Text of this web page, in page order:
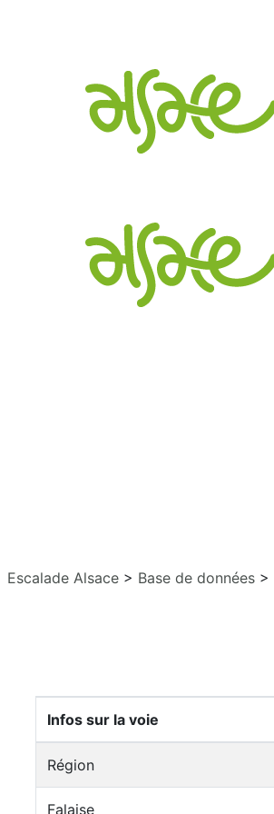
Escalade Alsace > Base de données >
Infos sur la voie
Région
Falaise